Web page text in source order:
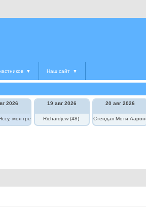
▼ Наш сайт ▼
2026
моя греческая любовь"
19 авг 2026
Richardjew (48)
20 авг 2026
Стендап Моти